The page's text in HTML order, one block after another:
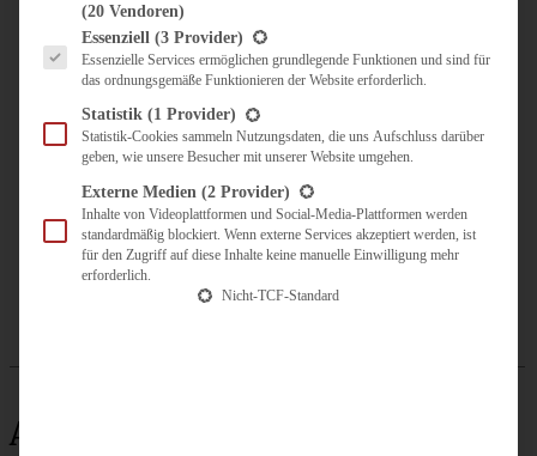
UNTERWEGS
KULINARISCH UNTERWEGS
ÜBER MICH
ZUSAMMENARBEIT
Apfelküchlein
(20 Vendoren)
Es folgt eine Liste der Service-Gruppen, für die eine Einwilligung erteilt werden
Essenziell (3 Provider)
Essenzielle Services ermöglichen grundlegende Funktionen und sind für
das ordnungsgemäße Funktionieren der Website erforderlich.
Statistik (1 Provider)
Statistik-Cookies sammeln Nutzungsdaten, die uns Aufschluss darüber
geben, wie unsere Besucher mit unserer Website umgehen.
Externe Medien (2 Provider)
Inhalte von Videoplattformen und Social-Media-Plattformen werden
standardmäßig blockiert. Wenn externe Services akzeptiert werden, ist
für den Zugriff auf diese Inhalte keine manuelle Einwilligung mehr
erforderlich.
Nicht-TCF-Standard